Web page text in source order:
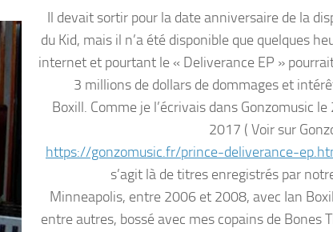
Il devait sortir pour la date anniversaire de la
du Kid, mais il n’a été disponible que quelques
internet et pourtant le « Deliverance EP »
3 millions de dollars de dommages et
Boxill. Comme je l’écrivais dans Gonzomusic
2017 ( Voir sur
https://gonzomusic.fr/prince-deliverance-
s’agit là de titres enregistrés par
Minneapolis, entre 2006 et 2008, avec Ian
entre autres, bossé avec mes copains de Bones